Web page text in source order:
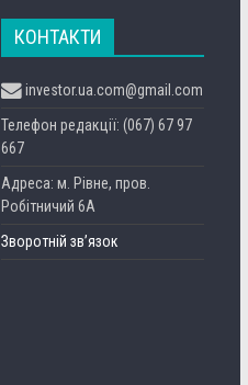
КОНТАКТИ
investor.ua.com@gmail.com
Телефон редакції: (067) 67 97
667
Адреса: м. Рівне, пров.
Робітничий 6А
Зворотній зв’язок